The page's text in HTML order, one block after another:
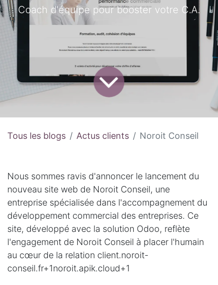
Coach d'équipe pour booster votre C.A.
Tous les blogs Actus clients Noroit Conseil
Nous sommes ravis d'annoncer le lancement du
nouveau site web de Noroit Conseil, une
entreprise spécialisée dans l'accompagnement du
développement commercial des entreprises. Ce
site, développé avec la solution Odoo, reflète
l'engagement de Noroit Conseil à placer l'humain
au cœur de la relation client.noroit-
conseil.fr+1noroit.apik.cloud+1